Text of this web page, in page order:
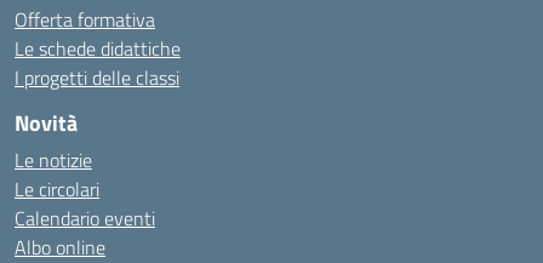
Offerta formativa
Le schede didattiche
I progetti delle classi
Novità
Le notizie
Le circolari
Calendario eventi
Albo online